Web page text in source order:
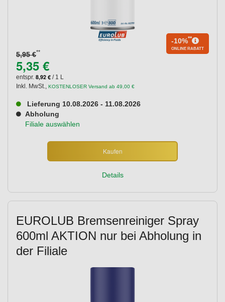
5,95 €**
-10%**
ONLINE RABATT
5,35 €
entspr. 8,92 € / 1 L
Inkl. MwSt.
KOSTENLOSER Versand ab 49,00 €
Lieferung 10.08.2026 - 11.08.2026
Abholung
Filiale auswählen
Kaufen
Details
EUROLUB Bremsenreiniger Spray
600ml AKTION nur bei Abholung in
der Filiale